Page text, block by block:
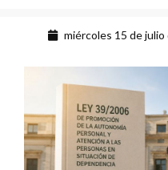
miércoles 15 de julio